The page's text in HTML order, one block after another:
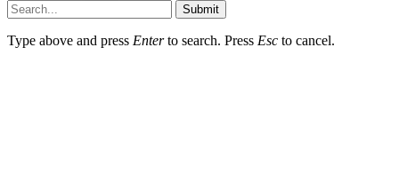
Submit
Type above and press Enterto search. Press Esc to cancel.